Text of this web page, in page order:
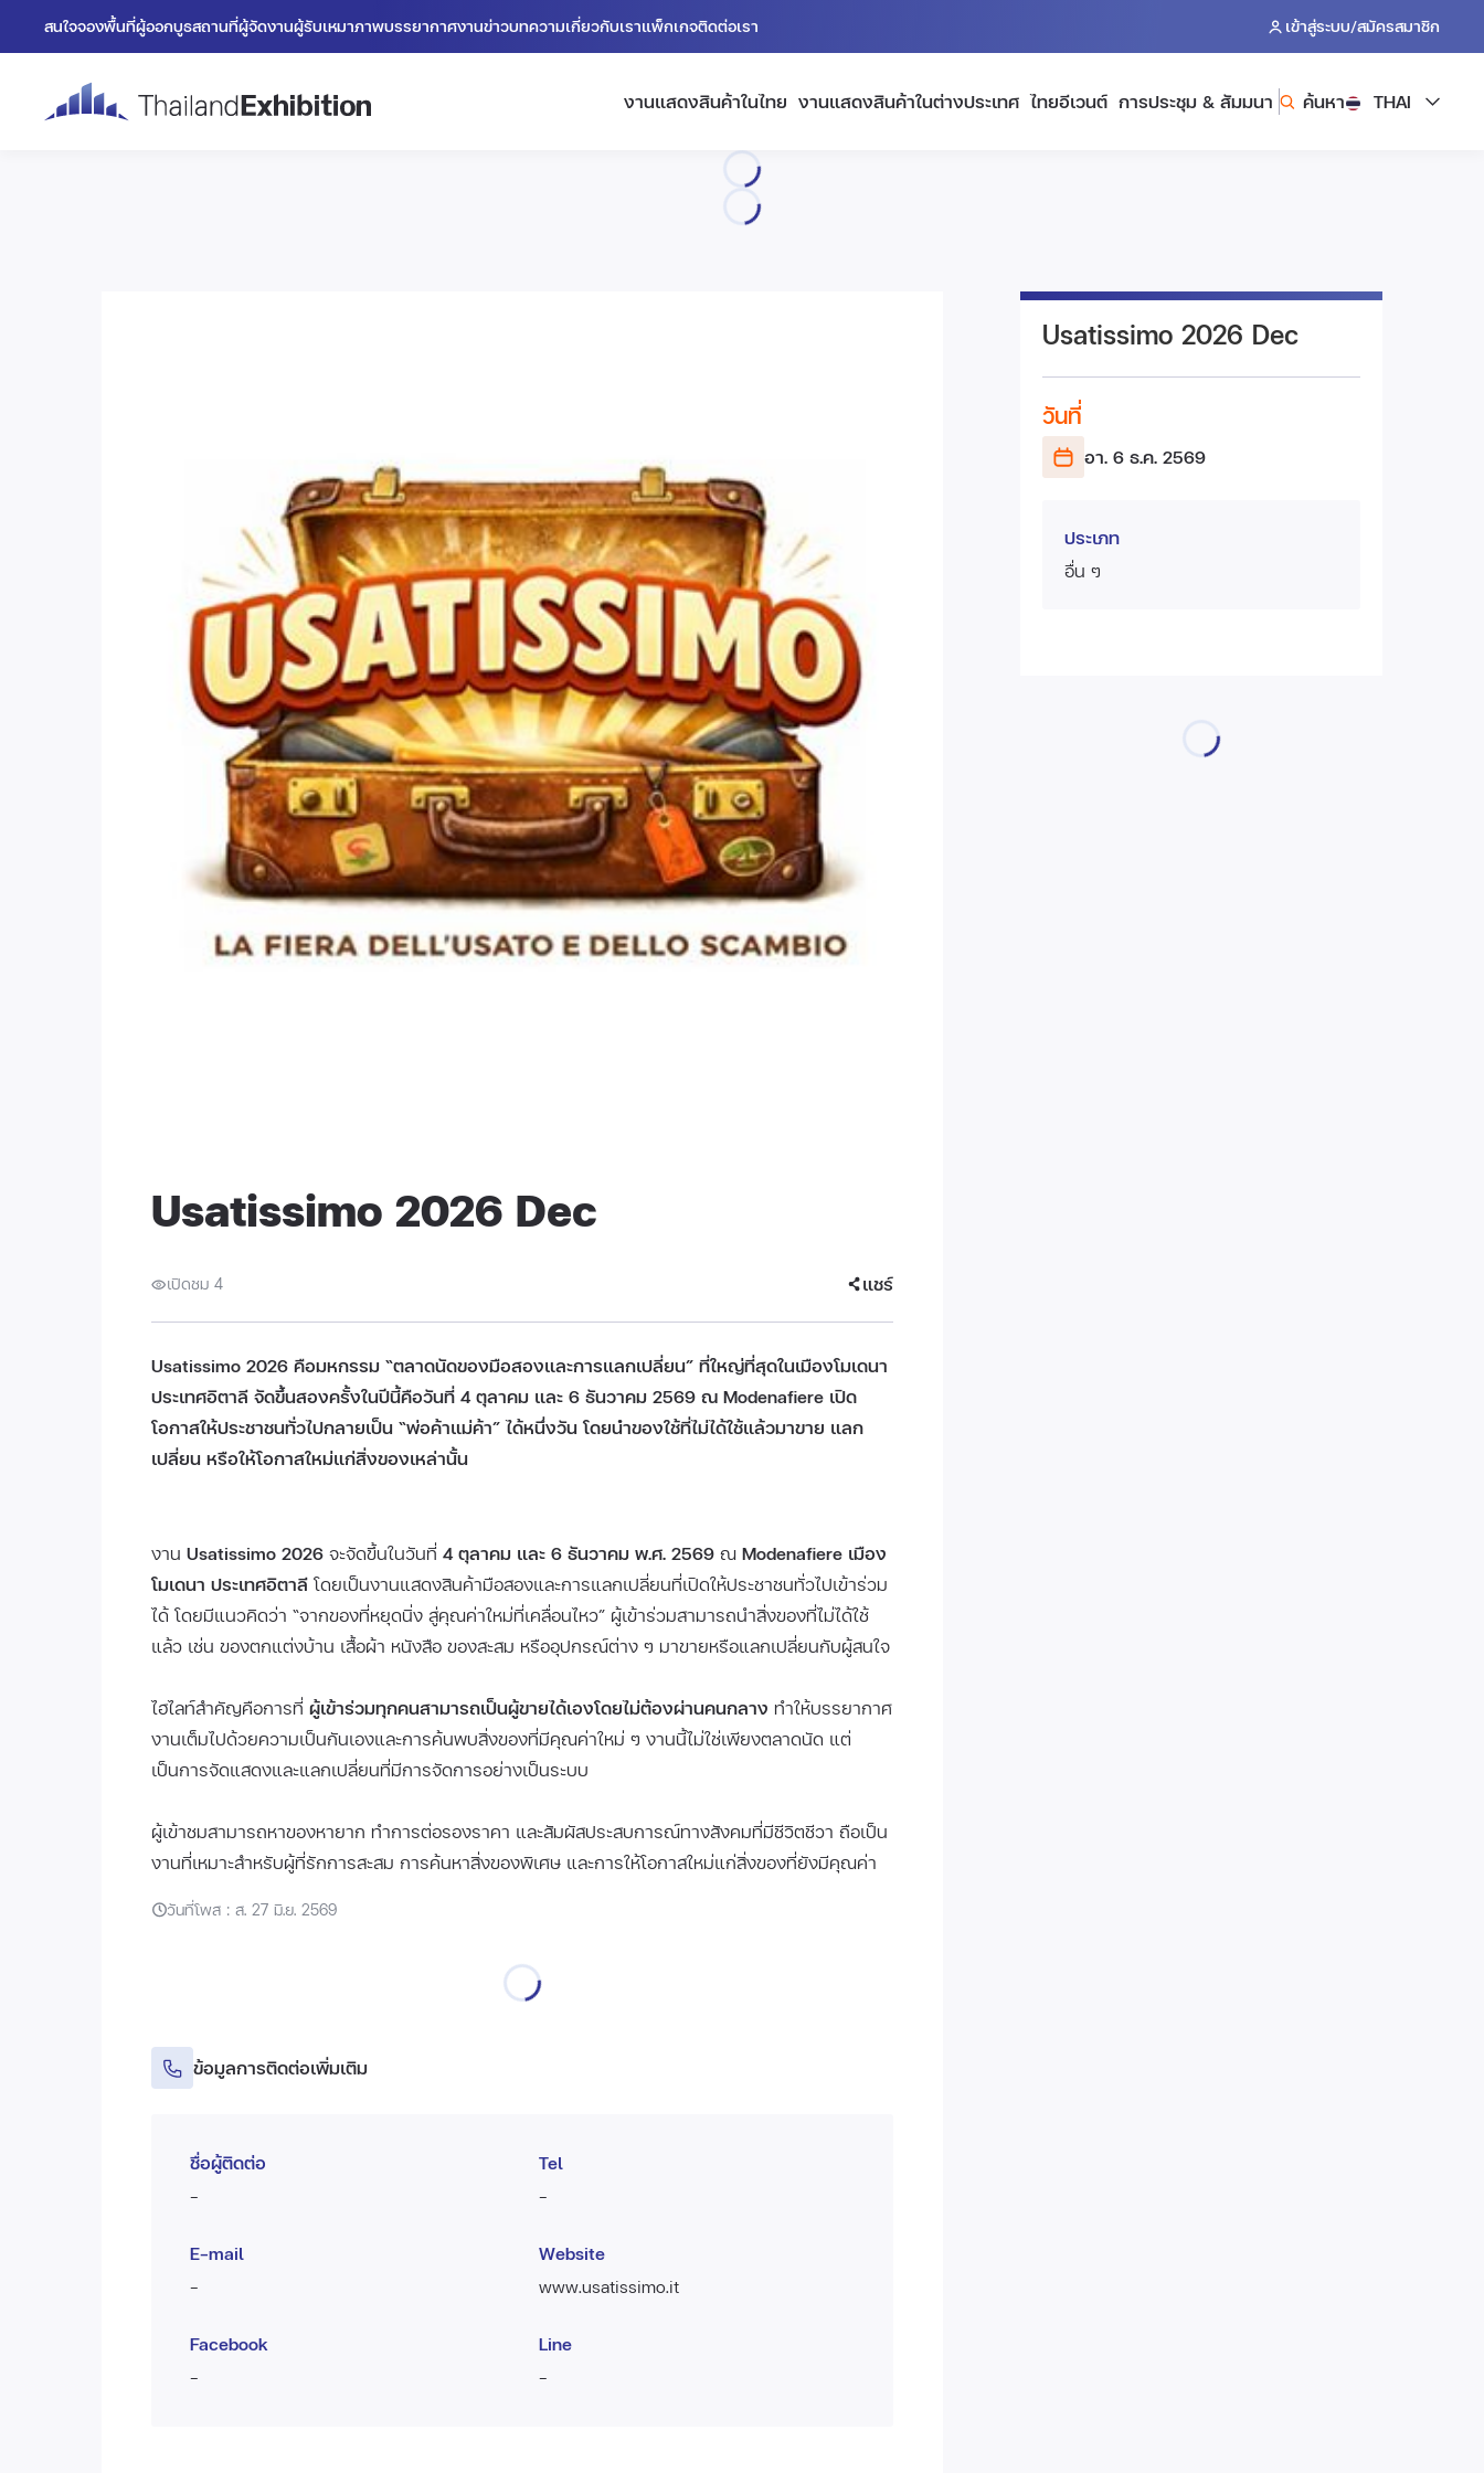
สนใจจองพื้นที่ผู้ออกบูธสถานที่ผู้จัดงานผู้รับเหมาภาพบรรยากาศงานข่าวบทความเกี่ยวกับเราแพ็กเกจติดต่อเรา เข้าสู่ระบบ/สมัครสมาชิก
งานแสดงสินค้าในไทย งานแสดงสินค้าในต่างประเทศ ไทยอีเวนต์ การประชุม & สัมมนา ค้นหา THAI
Usatissimo 2026 Dec
วันที่
อา. 6 ธ.ค. 2569
ประเภท
อื่น ๆ
Usatissimo 2026 Dec
เปิดชม 4 แชร์
Usatissimo 2026 คือมหกรรม “ตลาดนัดของมือสองและการแลกเปลี่ยน” ที่ใหญ่ที่สุดในเมืองโมเดนา
ประเทศอิตาลี จัดขึ้นสองครั้งในปีนี้คือวันที่ 4 ตุลาคม และ 6 ธันวาคม 2569 ณ Modenafiere เปิด
โอกาสให้ประชาชนทั่วไปกลายเป็น “พ่อค้าแม่ค้า” ได้หนึ่งวัน โดยนำของใช้ที่ไม่ได้ใช้แล้วมาขาย แลก
เปลี่ยน หรือให้โอกาสใหม่แก่สิ่งของเหล่านั้น
งาน Usatissimo 2026 จะจัดขึ้นในวันที่ 4 ตุลาคม และ 6 ธันวาคม พ.ศ. 2569 ณ Modenafiere เมือง
โมเดนา ประเทศอิตาลี โดยเป็นงานแสดงสินค้ามือสองและการแลกเปลี่ยนที่เปิดให้ประชาชนทั่วไปเข้าร่วม
ได้ โดยมีแนวคิดว่า “จากของที่หยุดนิ่ง สู่คุณค่าใหม่ที่เคลื่อนไหว” ผู้เข้าร่วมสามารถนำสิ่งของที่ไม่ได้ใช้
แล้ว เช่น ของตกแต่งบ้าน เสื้อผ้า หนังสือ ของสะสม หรืออุปกรณ์ต่าง ๆ มาขายหรือแลกเปลี่ยนกับผู้สนใจ
ไฮไลท์สำคัญคือการที่ ผู้เข้าร่วมทุกคนสามารถเป็นผู้ขายได้เองโดยไม่ต้องผ่านคนกลาง ทำให้บรรยากาศ
งานเต็มไปด้วยความเป็นกันเองและการค้นพบสิ่งของที่มีคุณค่าใหม่ ๆ งานนี้ไม่ใช่เพียงตลาดนัด แต่
เป็นการจัดแสดงและแลกเปลี่ยนที่มีการจัดการอย่างเป็นระบบ
ผู้เข้าชมสามารถหาของหายาก ทำการต่อรองราคา และสัมผัสประสบการณ์ทางสังคมที่มีชีวิตชีวา ถือเป็น
งานที่เหมาะสำหรับผู้ที่รักการสะสม การค้นหาสิ่งของพิเศษ และการให้โอกาสใหม่แก่สิ่งของที่ยังมีคุณค่า
วันที่โพส : ส. 27 มิ.ย. 2569
ข้อมูลการติดต่อเพิ่มเติม
ชื่อผู้ติดต่อ
-
Tel
-
E-mail
-
Website
www.usatissimo.it
Facebook
-
Line
-